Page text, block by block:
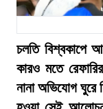
চলতি বিশ্বকাপে
কারও মতে
নানা অভিযোগ ঘুরে